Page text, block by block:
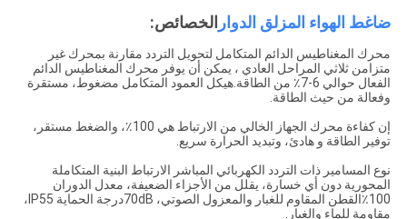
ضاغط الهواء المزلق الدوار الخصائص:
محرك المغناطيس الدائم المتكامل لتحويل التردد مقارنة بمحرك غير
متزامن ثلاثي المراحل العادي ، يمكن أن يوفر محرك المغناطيس الدائم
الفعال حوالي 6-7٪ من الطاقة.هيكل العمود المتكامل مضغوط، مستقرة
وفعالة من حيث الطاقة.
إن كفاءة محرك الجهاز الخالي من الارتباط هي 100٪، والضغط مستقر،
توفير الطاقة و هادئ، وتبديد الحرارة سريع.
نوع المسامير ذات التردد الكهربائي المباشر الارتباط البنية المتكاملة
المحورية دون أي خسارة، يقلل من الأجزاء الضعيفة، معدل الدوران
100٪القطن المقاوم للغبار والمعزول الصوتي، 70dBدرجة الحماية IP55،
مقاومة للماء والغبار.